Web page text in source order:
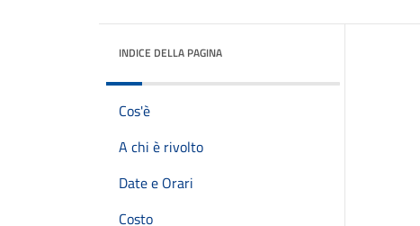
INDICE DELLA PAGINA
Cos'è
A chi è rivolto
Date e Orari
Costo